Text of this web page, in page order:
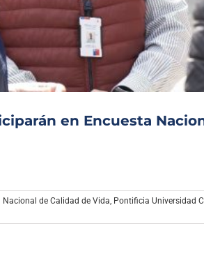
en Encuesta
Nacional de Calidad de Vida, Pontificia Universidad